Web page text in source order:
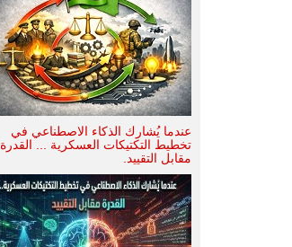
عندما يُشارك الذكاء الاصطناعي في
تخطيط التكتيكات العسكرية ... القدرة
مقابل التقييد.